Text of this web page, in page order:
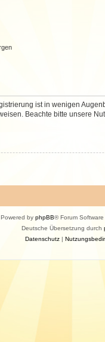
ist in wenigen
Beachte bitte unsere
Powered by phpBB® Forum
Deutsche Übersetzung durch
Datenschutz|